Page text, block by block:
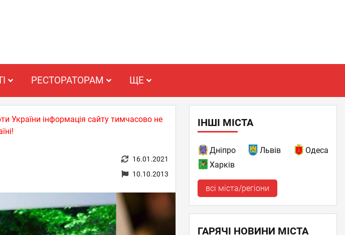
РЕСТОРАТОРАМ ЩЕ
України інформація сайту тимчасово не
16.01.2021
10.10.2013
ІНШІ МІСТА
Дніпро Львів
Одеса
Харків
всі міста/регіони
ГАРЯЧІ НОВИНИ МІСТА